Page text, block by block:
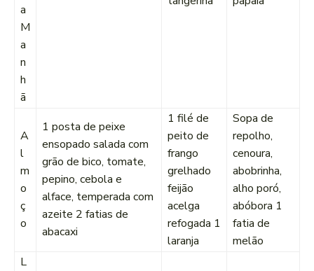
a
M
a
n
h
ã
A
l
m
o
ç
o
1 posta de peixe
ensopado salada com
grão de bico, tomate,
pepino, cebola e
alface, temperada com
azeite 2 fatias de
abacaxi
1 filé de
peito de
frango
grelhado
feijão
acelga
refogada 1
laranja
Sopa de
repolho,
cenoura,
abobrinha,
alho poró,
abóbora 1
fatia de
melão
L